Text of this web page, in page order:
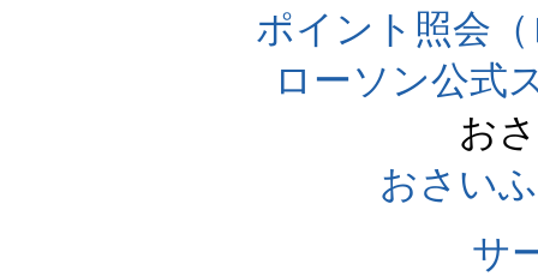
ポイント照会
ローソン公式
お
おさい
サ